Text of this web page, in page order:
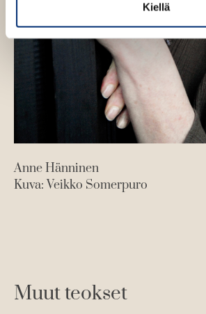
Kiellä
Anne Hänninen
Kuva: Veikko Somerpuro
Muut teokset